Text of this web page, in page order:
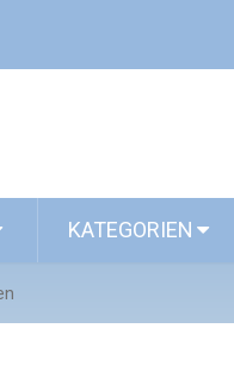
KATEGORIEN